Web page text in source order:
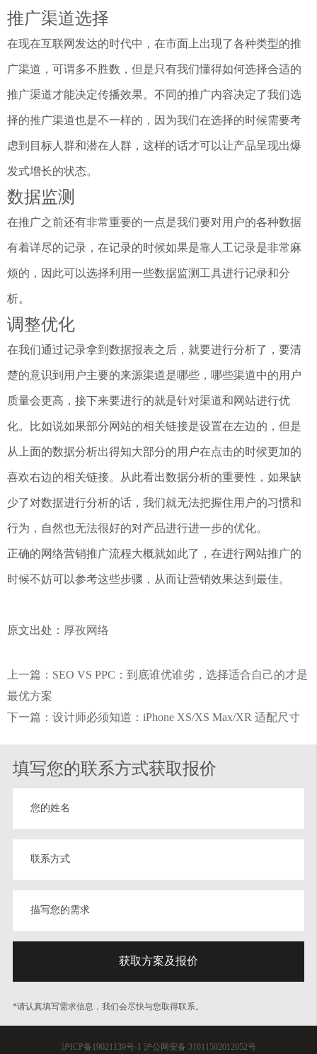
推广渠道选择
在现在互联网发达的时代中，在市面上出现了各种类型的推
广渠道，可谓多不胜数，但是只有我们懂得如何选择合适的
推广渠道才能决定传播效果。不同的推广内容决定了我们选
择的推广渠道也是不一样的，因为我们在选择的时候需要考
虑到目标人群和潜在人群，这样的话才可以让产品呈现出爆
发式增长的状态。
数据监测
在推广之前还有非常重要的一点是我们要对用户的各种数据
有着详尽的记录，在记录的时候如果是靠人工记录是非常麻
烦的，因此可以选择利用一些数据监测工具进行记录和分
析。
调整优化
在我们通过记录拿到数据报表之后，就要进行分析了，要清
楚的意识到用户主要的来源渠道是哪些，哪些渠道中的用户
质量会更高，接下来要进行的就是针对渠道和网站进行优
化。比如说如果部分网站的相关链接是设置在左边的，但是
从上面的数据分析出得知大部分的用户在点击的时候更加的
喜欢右边的相关链接。从此看出数据分析的重要性，如果缺
少了对数据进行分析的话，我们就无法把握住用户的习惯和
行为，自然也无法很好的对产品进行进一步的优化。
正确的网络营销推广流程大概就如此了，在进行网站推广的
时候不妨可以参考这些步骤，从而让营销效果达到最佳。
原文出处： 厚孜网络
上一篇：SEO VS PPC：到底谁优谁劣，选择适合自己的才是
最优方案
下一篇：设计师必须知道：iPhone XS/XS Max/XR 适配尺寸
填写您的联系方式获取报价
*请认真填写需求信息，我们会尽快与您取得联系。
沪ICP备19021139号-1 沪公网安备 31011502012052号